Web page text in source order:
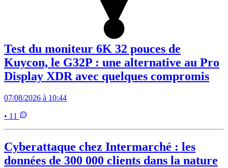
Test du moniteur 6K 32 pouces de
Kuycon, le G32P : une alternative au Pro
Display XDR avec quelques compromis
07/08/2026 à 10:44
• 11
Cyberattaque chez Intermarché : les
données de 300 000 clients dans la nature